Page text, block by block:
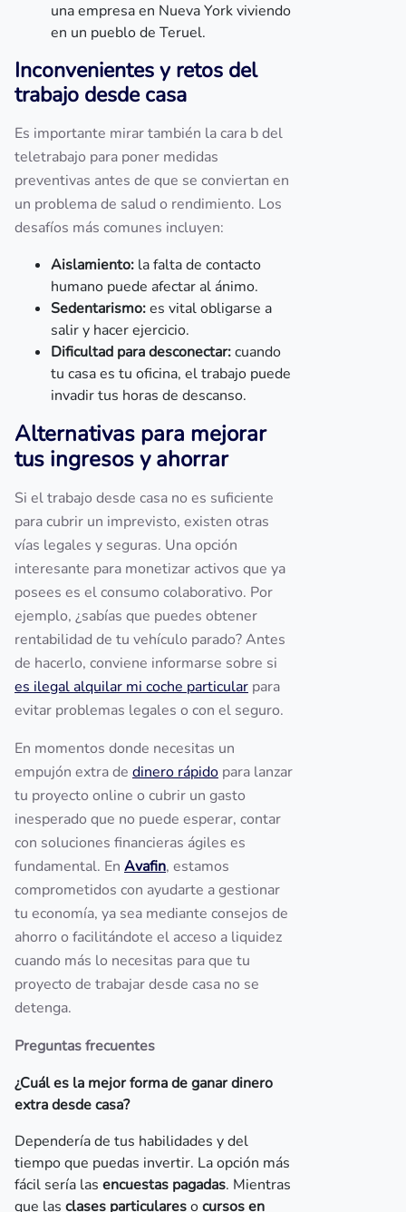
una empresa en Nueva York viviendo
en un pueblo de Teruel.
Inconvenientes y retos del
trabajo desde casa
Es importante mirar también la cara b del
teletrabajo para poner medidas
preventivas antes de que se conviertan en
un problema de salud o rendimiento. Los
desafíos más comunes incluyen:
Aislamiento: la falta de contacto
humano puede afectar al ánimo.
Sedentarismo:es vital obligarse a
salir y hacer ejercicio.
Dificultad para desconectar:cuando
tu casa es tu oficina, el trabajo puede
invadir tus horas de descanso.
Alternativas para mejorar
tus ingresos y ahorrar
Si el trabajo desde casa no es suficiente
para cubrir un imprevisto, existen otras
vías legales y seguras. Una opción
interesante para monetizar activos que ya
posees es el consumo colaborativo. Por
ejemplo, ¿sabías que puedes obtener
rentabilidad de tu vehículo parado? Antes
de hacerlo, conviene informarse sobre si
es ilegal alquilar mi coche particular para
evitar problemas legales o con el seguro.
En momentos donde necesitas un
empujón extra de dinero rápido para lanzar
tu proyecto online o cubrir un gasto
inesperado que no puede esperar, contar
con soluciones financieras ágiles es
fundamental. En Avafin, estamos
comprometidos con ayudarte a gestionar
tu economía, ya sea mediante consejos de
ahorro o facilitándote el acceso a liquidez
cuando más lo necesitas para que tu
proyecto de trabajar desde casa no se
detenga.
Preguntas frecuentes
¿Cuál es la mejor forma de ganar dinero
extra desde casa?
Dependería de tus habilidades y del
tiempo que puedas invertir. La opción más
fácil sería las encuestas pagadas. Mientras
que las clases particularesocursos en